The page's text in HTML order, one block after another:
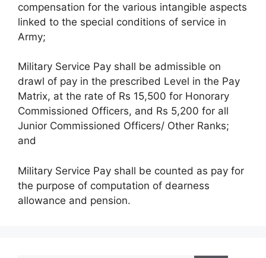
compensation for the various intangible aspects
linked to the special conditions of service in
Army;
Military Service Pay shall be admissible on
drawl of pay in the prescribed Level in the Pay
Matrix, at the rate of Rs 15,500 for Honorary
Commissioned Officers, and Rs 5,200 for all
Junior Commissioned Officers/ Other Ranks;
and
Military Service Pay shall be counted as pay for
the purpose of computation of dearness
allowance and pension.